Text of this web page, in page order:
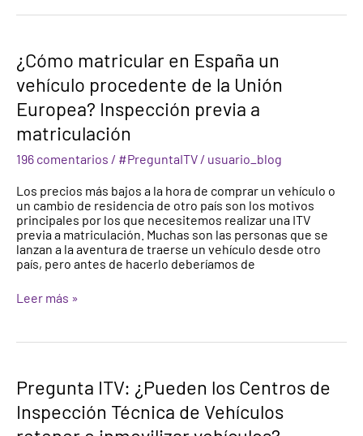
¿Cómo matricular en España un
vehículo procedente de la Unión
Europea? Inspección previa a
matriculación
196 comentarios / #PreguntaITV / usuario_blog
Los precios más bajos a la hora de comprar un vehículo o
un cambio de residencia de otro país son los motivos
principales por los que necesitemos realizar una ITV
previa a matriculación. Muchas son las personas que se
lanzan a la aventura de traerse un vehículo desde otro
país, pero antes de hacerlo deberíamos de
¿Cómo
matricular
en
un
vehículo
procedente
de
Unión
Europea?
Inspección
previa
a
matriculación
Leer más »
Pregunta ITV: ¿Pueden los Centros de
Inspección Técnica de Vehículos
Pregunta
ITV:
¿Pueden